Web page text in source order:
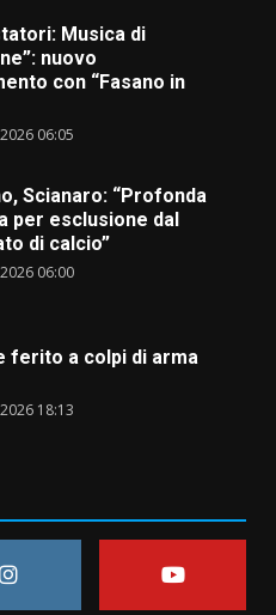
con “Fasano in
06:05
Scianaro: “Profonda
di calcio”
06:00
18:13
Fasano
14:16
Città di Fasano apre